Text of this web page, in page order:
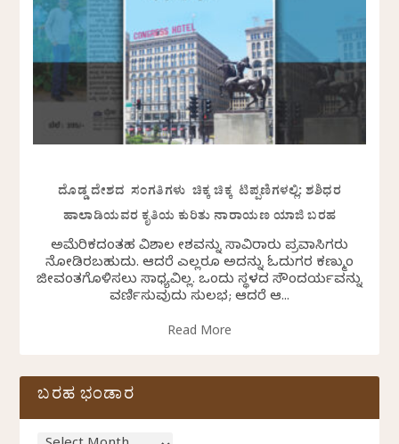
ದೊಡ್ಡ ದೇಶದ ಸಂಗತಿಗಳು ಚಿಕ್ಕ ಚಿಕ್ಕ ಟಿಪ್ಪಣಿಗಳಲ್ಲಿ: ಶಶಿಧರ
ಹಾಲಾಡಿಯವರ ಕೃತಿಯ ಕುರಿತು ನಾರಾಯಣ ಯಾಜಿ ಬರಹ
ಅಮೆರಿಕದಂತಹ ವಿಶಾಲ ದೇಶವನ್ನು ಸಾವಿರಾರು ಪ್ರವಾಸಿಗರು
ನೋಡಿರಬಹುದು. ಆದರೆ ಎಲ್ಲರೂ ಅದನ್ನು ಓದುಗರ ಕಣ್ಮುಂದೆ
ಜೀವಂತಗೊಳಿಸಲು ಸಾಧ್ಯವಿಲ್ಲ. ಒಂದು ಸ್ಥಳದ ಸೌಂದರ್ಯವನ್ನು
ವರ್ಣಿಸುವುದು ಸುಲಭ; ಆದರೆ ಆ...
Read More
ಬರಹ ಭಂಡಾರ